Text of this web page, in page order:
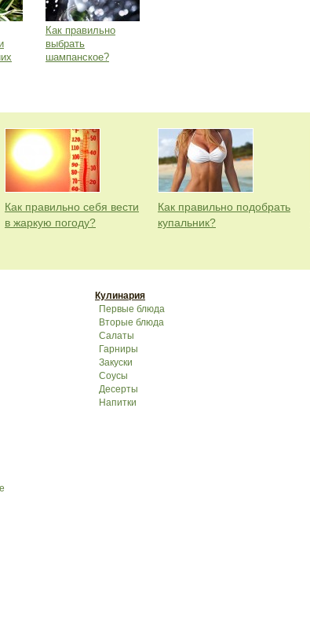
Как правильно
выбрать
шампанское?
Как правильно себя вести
в жаркую погоду?
Как правильно подобрать
купальник?
Кулинария
Первые блюда
Вторые блюда
Салаты
Гарниры
Закуски
Соусы
Десерты
Напитки